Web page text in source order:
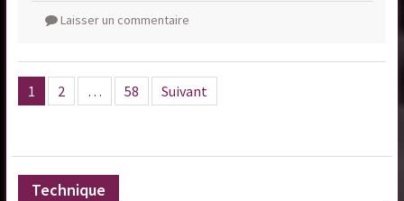
Laisser un commentaire
Pagination
des
1 2 … 58 Suivant
Technique